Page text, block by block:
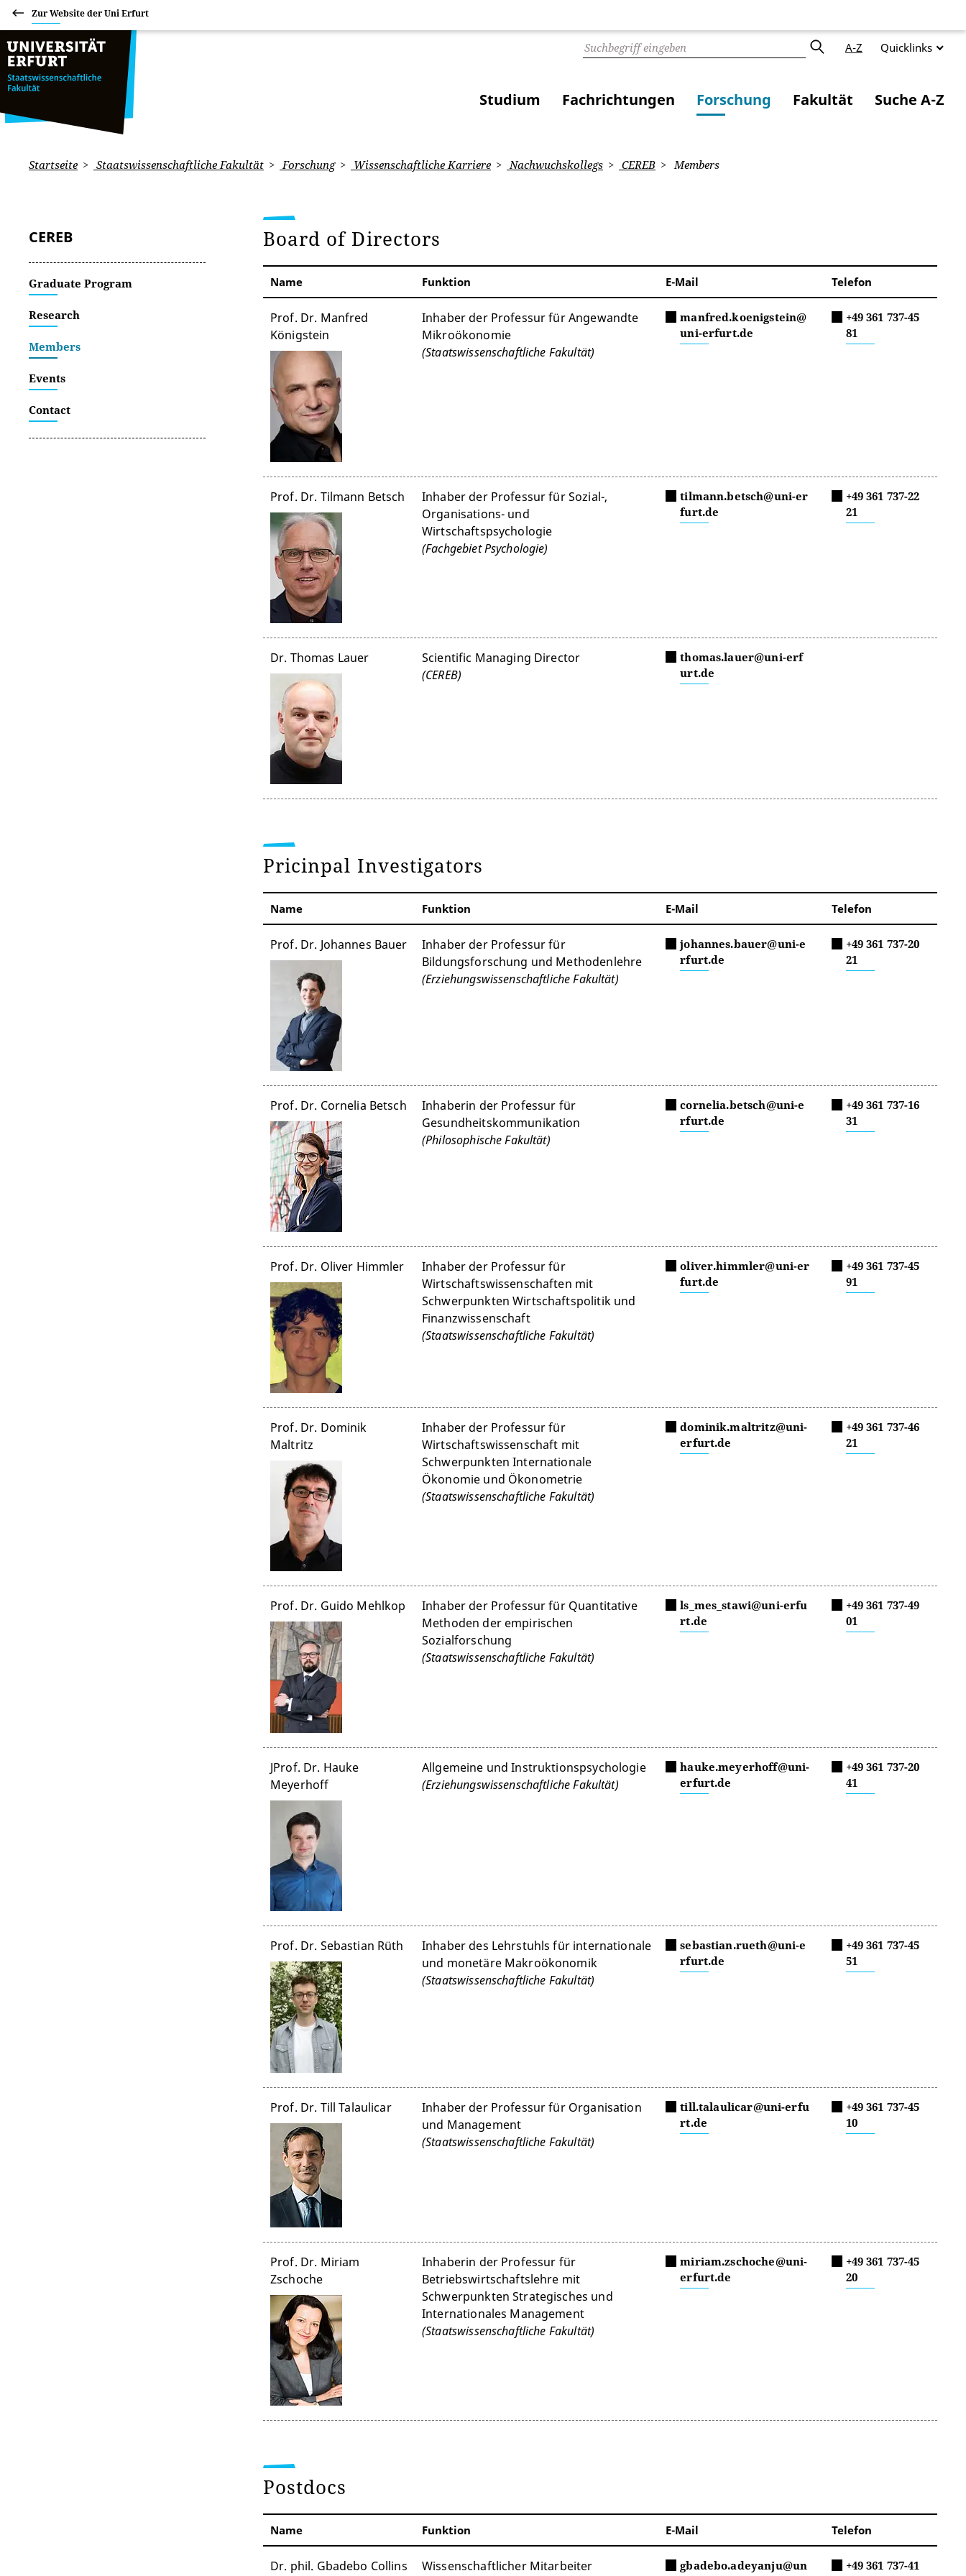
Zur Website der Uni Erfurt
A-Z Quicklinks
Studium Fachrichtungen Forschung Fakultät Suche A-Z
Startseite Staatswissenschaftliche Fakultät Forschung Wissenschaftliche Karriere Nachwuchskollegs CEREB Members
CEREB
Graduate Program
Research
Members
Events
Contact
Board of Directors
Name Funktion E-Mail Telefon
Prof. Dr. Manfred
Königstein
Inhaber der Professur für Angewandte
Mikroökonomie
(Staatswissenschaftliche Fakultät)
manfred.koenigstein@
uni-erfurt.de
+49 361 737-45
81
Prof. Dr. Tilmann Betsch
Inhaber der Professur für Sozial-,
Organisations- und
Wirtschaftspsychologie
(Fachgebiet Psychologie)
tilmann.betsch@uni-er
furt.de
+49 361 737-22
21
Dr. Thomas Lauer
Scientific Managing Director
(CEREB)
thomas.lauer@uni-erf
urt.de
Pricinpal Investigators
Name Funktion E-Mail Telefon
Prof. Dr. Johannes Bauer
Inhaber der Professur für
Bildungsforschung und Methodenlehre
(Erziehungswissenschaftliche Fakultät)
johannes.bauer@uni-e
rfurt.de
+49 361 737-20
21
Prof. Dr. Cornelia Betsch
Inhaberin der Professur für
Gesundheitskommunikation
(Philosophische Fakultät)
cornelia.betsch@uni-e
rfurt.de
+49 361 737-16
31
Prof. Dr. Oliver Himmler
Inhaber der Professur für
Wirtschaftswissenschaften mit
Schwerpunkten Wirtschaftspolitik und
Finanzwissenschaft
(Staatswissenschaftliche Fakultät)
oliver.himmler@uni-er
furt.de
+49 361 737-45
91
Prof. Dr. Dominik
Maltritz
Inhaber der Professur für
Wirtschaftswissenschaft mit
Schwerpunkten Internationale
Ökonomie und Ökonometrie
(Staatswissenschaftliche Fakultät)
dominik.maltritz@uni-
erfurt.de
+49 361 737-46
21
Prof. Dr. Guido Mehlkop
Inhaber der Professur für Quantitative
Methoden der empirischen
Sozialforschung
(Staatswissenschaftliche Fakultät)
ls_mes_stawi@uni-erfu
rt.de
+49 361 737-49
01
JProf. Dr. Hauke
Meyerhoff
Allgemeine und Instruktionspsychologie
(Erziehungswissenschaftliche Fakultät)
hauke.meyerhoff@uni-
erfurt.de
+49 361 737-20
41
Prof. Dr. Sebastian Rüth
Inhaber des Lehrstuhls für internationale
und monetäre Makroökonomik
(Staatswissenschaftliche Fakultät)
sebastian.rueth@uni-e
rfurt.de
+49 361 737-45
51
Prof. Dr. Till Talaulicar
Inhaber der Professur für Organisation
und Management
(Staatswissenschaftliche Fakultät)
till.talaulicar@uni-erfu
rt.de
+49 361 737-45
10
Prof. Dr. Miriam
Zschoche
Inhaberin der Professur für
Betriebswirtschaftslehre mit
Schwerpunkten Strategisches und
Internationales Management
(Staatswissenschaftliche Fakultät)
miriam.zschoche@uni-
erfurt.de
+49 361 737-45
20
Postdocs
Name Funktion E-Mail Telefon
Dr. phil. Gbadebo Collins
Wissenschaftlicher Mitarbeiter
gbadebo.adeyanju@un
+49 361 737-41